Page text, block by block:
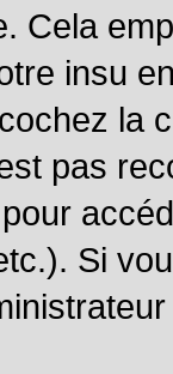
Cela
insu
la
pas
Si